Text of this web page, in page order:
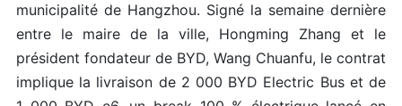
municipalité de Hangzhou. Signé la semaine dernière
entre le maire de la ville, Hongming Zhang et le
président fondateur de BYD, Wang Chuanfu, le contrat
implique la livraison de 2 000 BYD Electric Bus et de